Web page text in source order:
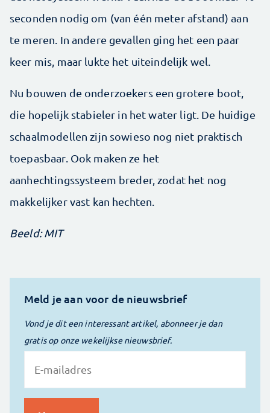
seconden nodig om (van één meter afstand) aan
te meren. In andere gevallen ging het een paar
keer mis, maar lukte het uiteindelijk wel.
Nu bouwen de onderzoekers een grotere boot,
die hopelijk stabieler in het water ligt. De huidige
schaalmodellen zijn sowieso nog niet praktisch
toepasbaar. Ook maken ze het
aanhechtingssysteem breder, zodat het nog
makkelijker vast kan hechten.
Beeld: MIT
Meld je aan voor de nieuwsbrief
Vond je dit een interessant artikel, abonneer je dan
gratis op onze wekelijkse nieuwsbrief.